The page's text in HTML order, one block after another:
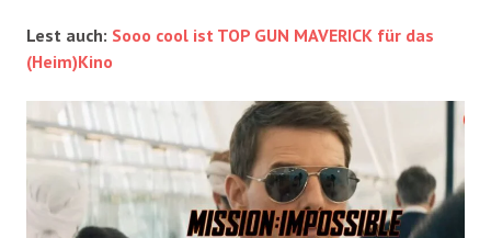
Lest auch: Sooo cool ist TOP GUN MAVERICK für das
(Heim)Kino